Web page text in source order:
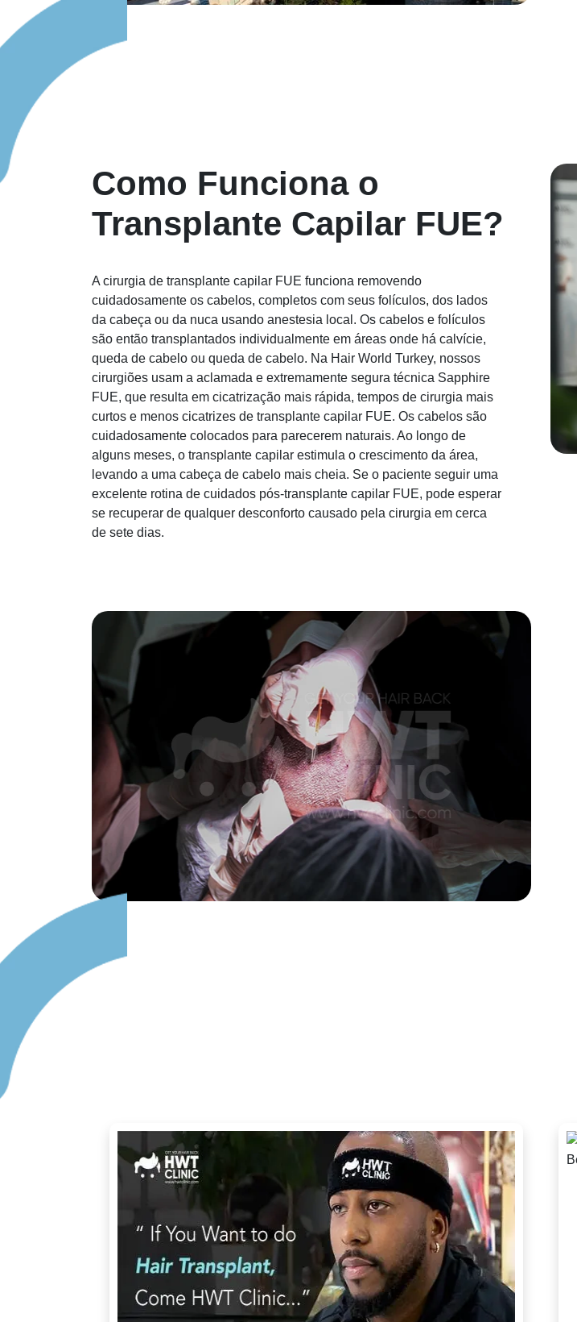
Como Funciona o
Transplante Capilar FUE?
A cirurgia de transplante capilar FUE funciona removendo
cuidadosamente os cabelos, completos com seus folículos, dos lados
da cabeça ou da nuca usando anestesia local. Os cabelos e folículos
são então transplantados individualmente em áreas onde há calvície,
queda de cabelo ou queda de cabelo. Na Hair World Turkey, nossos
cirurgiões usam a aclamada e extremamente segura técnica Sapphire
FUE, que resulta em cicatrização mais rápida, tempos de cirurgia mais
curtos e menos cicatrizes de transplante capilar FUE. Os cabelos são
cuidadosamente colocados para parecerem naturais. Ao longo de
alguns meses, o transplante capilar estimula o crescimento da área,
levando a uma cabeça de cabelo mais cheia. Se o paciente seguir uma
excelente rotina de cuidados pós-transplante capilar FUE, pode esperar
se recuperar de qualquer desconforto causado pela cirurgia em cerca
de sete dias.